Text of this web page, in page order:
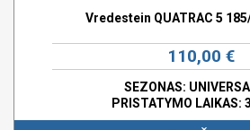
Vredestein QUATRAC 5
110,00 €
SEZONAS:
PRISTATYMO LAIKAS: